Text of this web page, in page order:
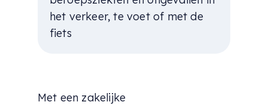
het verkeer, te voet of met de
fiets
Met een zakelijke